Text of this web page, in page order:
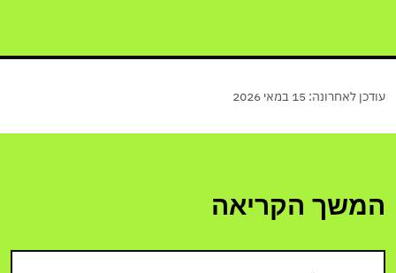
עודכן לאחרונה: 15 במאי 2026
המשך הקריאה